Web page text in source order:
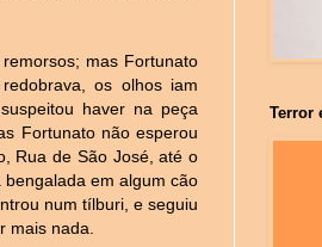
mas Fortunato
os olhos iam
haver na peça
Fortunato não esperou
Rua de São José, até o
em algum cão
num tílburi, e seguiu
mais nada.
Terror